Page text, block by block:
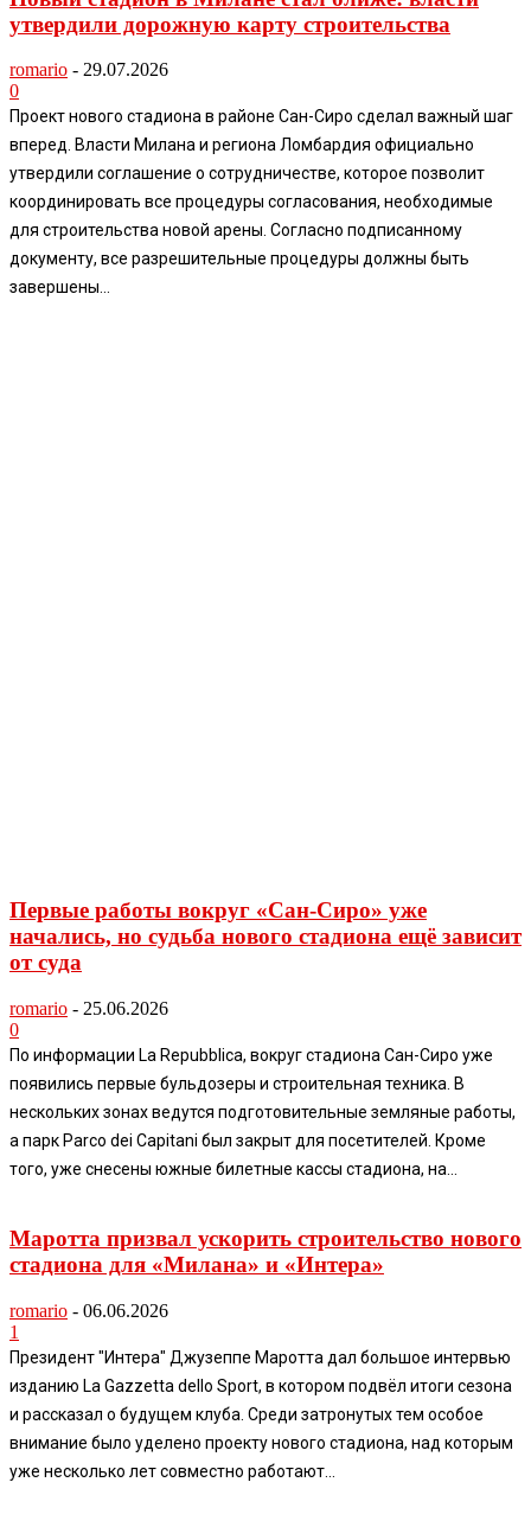
утвердили дорожную карту строительства
romario - 29.07.2026
0
Проект нового стадиона в районе Сан-Сиро сделал важный шаг
вперед. Власти Милана и региона Ломбардия официально
утвердили соглашение о сотрудничестве, которое позволит
координировать все процедуры согласования, необходимые
для строительства новой арены. Согласно подписанному
документу, все разрешительные процедуры должны быть
завершены...
Первые работы вокруг «Сан-Сиро» уже
начались, но судьба нового стадиона ещё зависит
от суда
romario - 25.06.2026
0
По информации La Repubblica, вокруг стадиона Сан-Сиро уже
появились первые бульдозеры и строительная техника. В
нескольких зонах ведутся подготовительные земляные работы,
а парк Parco dei Capitani был закрыт для посетителей. Кроме
того, уже снесены южные билетные кассы стадиона, на...
Маротта призвал ускорить строительство нового
стадиона для «Милана» и «Интера»
romario - 06.06.2026
1
Президент "Интера" Джузеппе Маротта дал большое интервью
изданию La Gazzetta dello Sport, в котором подвёл итоги сезона
и рассказал о будущем клуба. Среди затронутых тем особое
внимание было уделено проекту нового стадиона, над которым
уже несколько лет совместно работают...